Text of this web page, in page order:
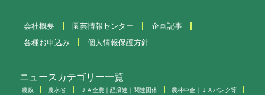
会社概要 園芸情報センター
企画記事
各種お申込み
個人情報保護方針
ニュースカテゴリー一覧
農政 農水省 ＪＡ全農｜経済連｜関連団体 農林中金｜ＪＡバンク等